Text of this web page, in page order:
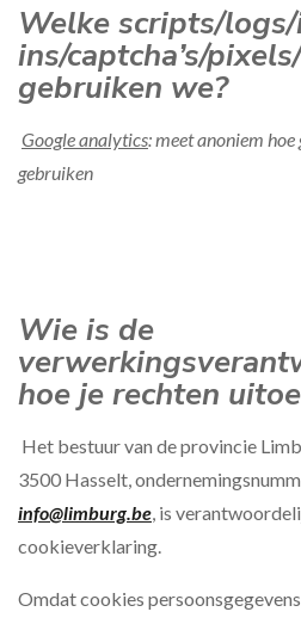
Welke scripts/
ins/captcha’s/
gebruiken we?
Google analytics: meet anoniem
gebruiken
Wie is de
hoe je rechten
Het bestuur van de provincie
3500 Hasselt,
info@limburg.be , is
cookieverklaring.
Omdat cookies